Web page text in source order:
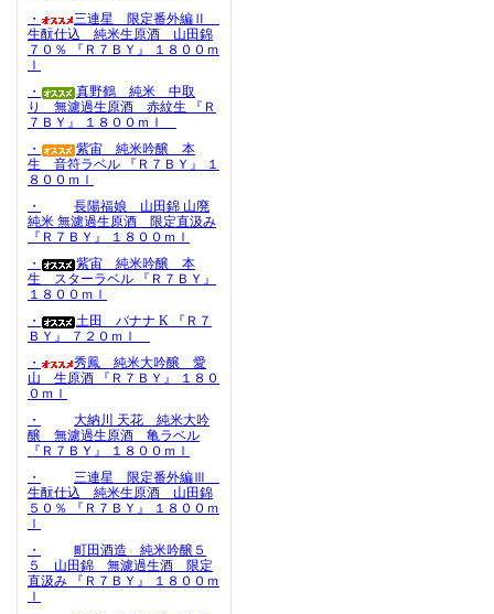
・
三連星 限定番外編Ⅱ
生酛仕込 純米生原酒 山田錦
７０％ 『Ｒ７ＢＹ』 １８００ｍ
ｌ
・
真野鶴 純米 中取
り 無濾過生原酒 赤紋生 『Ｒ
７ＢＹ』 １８００ｍｌ
・
紫宙 純米吟醸 本
生 音符ラベル 『Ｒ７ＢＹ』 １
８００ｍｌ
・
長陽福娘 山田錦 山廃
純米 無濾過生原酒 限定直汲み
『Ｒ７ＢＹ』 １８００ｍｌ
・
紫宙 純米吟醸 本
生 スターラベル 『Ｒ７ＢＹ』
１８００ｍｌ
・
土田 バナナ K 『Ｒ７
ＢＹ』 ７２０ｍｌ
・
秀鳳 純米大吟醸 愛
山 生原酒 『Ｒ７ＢＹ』 １８０
０ｍｌ
・
大納川 天花 純米大吟
醸 無濾過生原酒 亀ラベル
『Ｒ７ＢＹ』 １８００ｍｌ
・
三連星 限定番外編Ⅲ
生酛仕込 純米生原酒 山田錦
５０％ 『Ｒ７ＢＹ』 １８００ｍ
ｌ
・
町田酒造 純米吟醸５
５ 山田錦 無濾過生酒 限定
直汲み 『Ｒ７ＢＹ』 １８００ｍ
ｌ